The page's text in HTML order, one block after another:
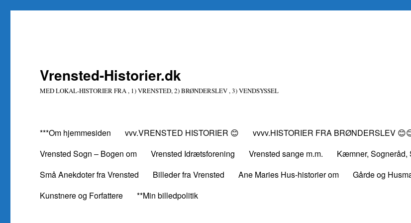
Vrensted-Historier.dk
MED LOKAL-HISTORIER FRA , 1) VRENSTED, 2) BRØNDERSLEV , 3) VENDSYSSEL
***Om hjemmesiden vvv.VRENSTED HISTORIER 😊 vvvv.HISTORIER FRA BRØNDERSLEV
Vrensted Sogn – Bogen om
Vrensted Idrætsforening Vrensted sange m.m. Kæmner, Sogneråd,
Små Anekdoter fra Vrensted
Billeder fra Vrensted Ane Maries Hus-historier om Gårde og
Kunstnere og Forfattere
**Min billedpolitik